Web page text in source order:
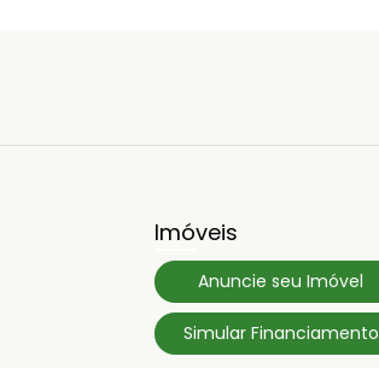
Imóveis
Anuncie seu Imóvel
Simular Financiamento